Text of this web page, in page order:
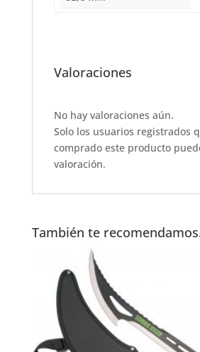
Valoraciones
No hay valoraciones aún.
Solo los usuarios registrados
comprado este producto
valoración.
También te